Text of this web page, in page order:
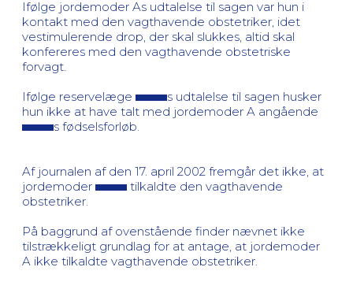
Ifølge jordemoder As udtalelse til sagen var hun i
kontakt med den vagthavende obstetriker, idet
vestimulerende drop, der skal slukkes, altid skal
konfereres med den vagthavende obstetriske
forvagt.
Ifølge reservelæge
s udtalelse til sagen husker
hun ikke at have talt med jordemoder A angående
s fødselsforløb.
Af journalen af den 17. april 2002 fremgår det ikke, at
jordemoder
tilkaldte den vagthavende
obstetriker.
På baggrund af ovenstående finder nævnet ikke
tilstrækkeligt grundlag for at antage, at jordemoder
A ikke tilkaldte vagthavende obstetriker.